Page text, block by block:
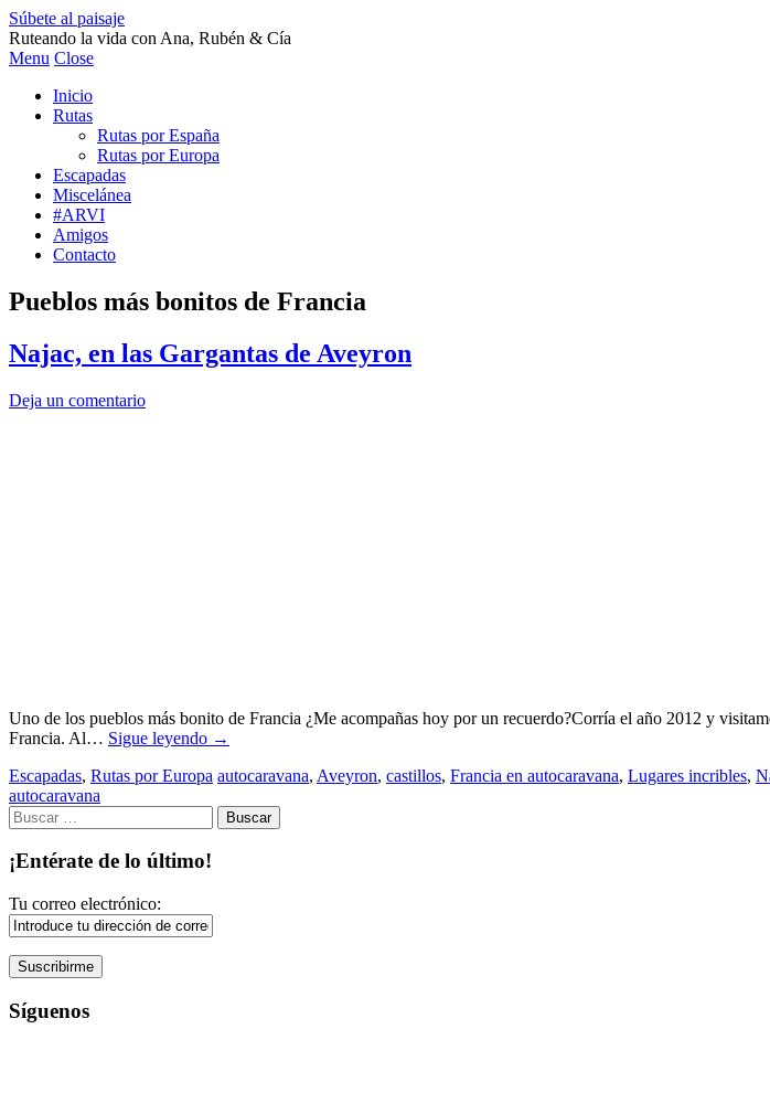
Súbete al paisaje
Ruteando la vida con Ana, Rubén & Cía
Menu Close
Inicio
Rutas
Rutas por España
Rutas por Europa
Escapadas
Miscelánea
#ARVI
Amigos
Contacto
Pueblos más bonitos de Francia
Najac, en las Gargantas de Aveyron
Deja un comentario
Uno de los pueblos más bonito de Francia ¿Me acompañas hoy por un recuerdo?Corría el año 2012 y
Francia. Al… Sigue leyendo →
Escapadas, Rutas por Europa autocaravana, Aveyron, castillos, Francia en autocaravana, Lugares incribles,
autocaravana
Buscar:
¡Entérate de lo último!
Tu correo electrónico:
Síguenos